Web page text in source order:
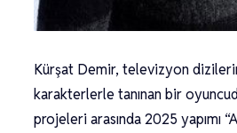
Kürşat Demir, televizyon
karakterlerle tanınan bir
projeleri arasında 2025 yapımı